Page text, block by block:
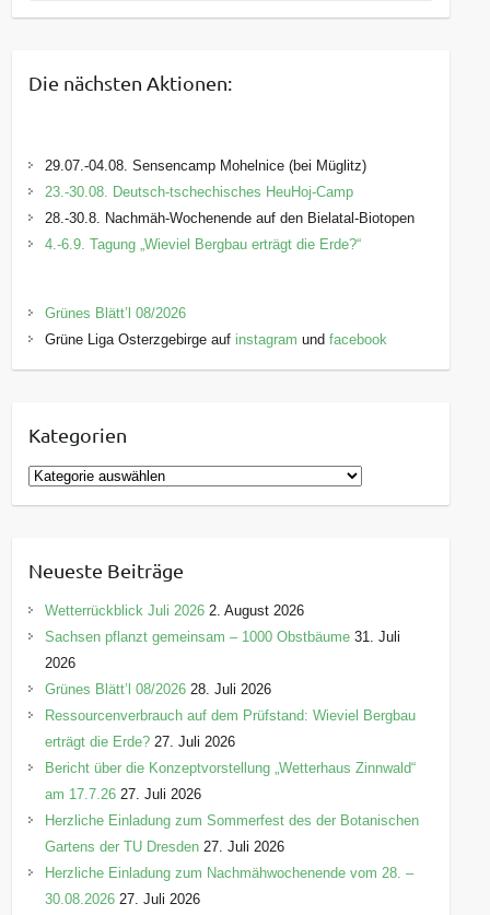
Die nächsten Aktionen:
29.07.-04.08. Sensencamp Mohelnice (bei Müglitz)
23.-30.08. Deutsch-tschechisches HeuHoj-Camp
28.-30.8. Nachmäh-Wochenende auf den Bielatal-Biotopen
4.-6.9. Tagung „Wieviel Bergbau erträgt die Erde?“
Grünes Blätt’l 08/2026
Grüne Liga Osterzgebirge auf instagram undfacebook
Kategorien
K
a
g
o
r
e
n
Neueste Beiträge
Wetterrückblick Juli 2026 2. August 2026
Sachsen pflanzt gemeinsam – 1000 Obstbäume 31. Juli
2026
Grünes Blätt’l 08/2026 28. Juli 2026
Ressourcenverbrauch auf dem Prüfstand: Wieviel Bergbau
erträgt die Erde? 27. Juli 2026
Bericht über die Konzeptvorstellung „Wetterhaus Zinnwald“
am 17.7.26 27. Juli 2026
Herzliche Einladung zum Sommerfest des der Botanischen
Gartens der TU Dresden 27. Juli 2026
Herzliche Einladung zum Nachmähwochenende vom 28. –
30.08.2026 27. Juli 2026